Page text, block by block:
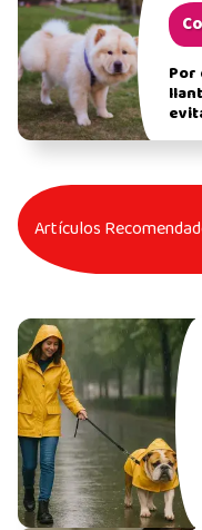
Por
Artículos